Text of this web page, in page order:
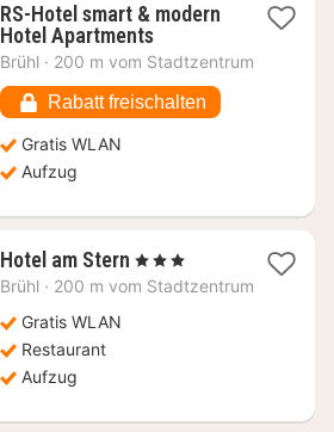
RS-Hotel smart & modern
Hotel Apartments1
Nacht
89,40
€
Brühl · 200 m vom Stadtzentrum
Rabatt freischalten
Gratis WLAN
Aufzug
Hotel am Stern 1
Nacht
, 3 Sterne
Brühl · 200 m vom Stadtzentrum
Gratis WLAN
Restaurant
Aufzug